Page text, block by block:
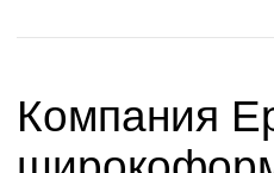
Компания